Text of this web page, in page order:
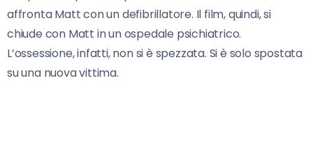
affronta Matt con un defibrillatore. Il film, quindi, si
chiude con Matt in un ospedale psichiatrico.
L’ossessione, infatti, non si è spezzata. Si è solo spostata
su una nuova vittima.